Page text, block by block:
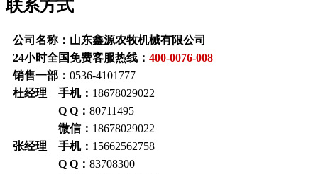
联系方式
公司名称：山东鑫源农牧机械有限公司
24小时全国免费客服热线： 400-0076-008
销售一部： 0536-4101777
杜经理 手机： 18678029022
Q Q： 80711495
微信： 18678029022
张经理 手机： 15662562758
Q Q： 83708300